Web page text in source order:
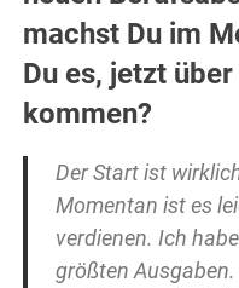
machst Du im
Du es, jetzt
kommen?
Der Start ist
Momentan ist es
verdienen. Ich
größten